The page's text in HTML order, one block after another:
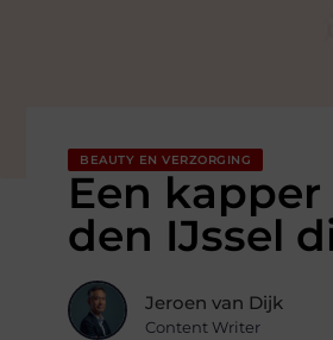
BEAUTY EN VERZORGING
Een
den IJssel
Jeroen van Dijk
Content Writer